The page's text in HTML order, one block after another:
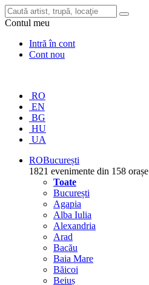
Contul meu
Intră în cont
Cont nou
RO
EN
BG
HU
UA
ROBucurești
1821 evenimente din 158 orașe
Toate
București
Agapia
Alba Iulia
Alexandria
Arad
Bacău
Baia Mare
Băicoi
Beiuș